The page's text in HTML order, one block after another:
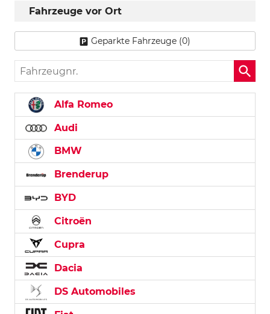
Fahrzeuge vor Ort
Geparkte Fahrzeuge (0)
Fahrzeugnr.
Alfa Romeo
Audi
BMW
Brenderup
BYD
Citroën
Cupra
Dacia
DS Automobiles